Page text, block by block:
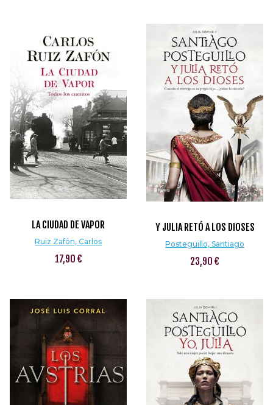
LA CIUDAD DE VAPOR
Ruiz Zafón, Carlos
17,90 €
Y JULIA RETÓ A LOS DIOSES
Posteguillo, Santiago
23,90 €